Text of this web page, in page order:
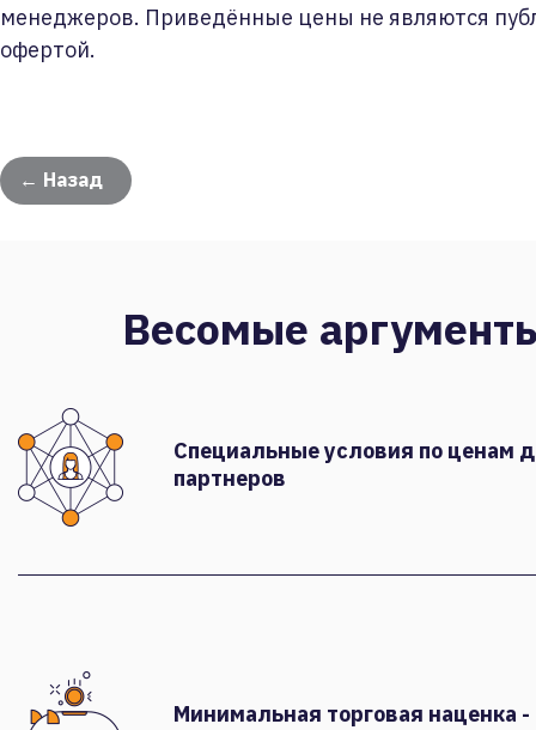
менеджеров. Приведённые цены не являются
офертой.
← Назад
Весомые
Специальные условия по ценам
партнеров
Минимальная торговая наценка